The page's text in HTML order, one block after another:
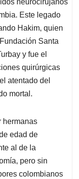
neurocirujanos
Este legado
Hakim, quien
Santa
y fue el
quirúrgicas
atentado del
mortal.
hermanas
edad de
al de la
pero sin
colombianos